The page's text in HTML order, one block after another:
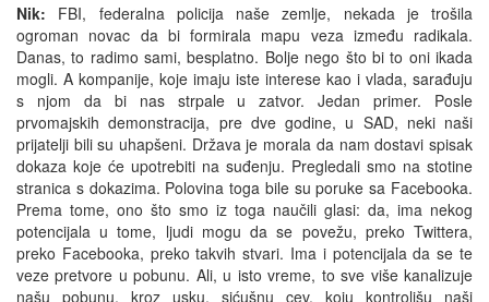
Nik: FBI, federalna policija naše zemlje, nekada je trošila
ogroman novac da bi formirala mapu veza između radikala.
Danas, to radimo sami, besplatno. Bolje nego što bi to oni ikada
mogli. A kompanije, koje imaju iste interese kao i vlada, sarađuju
s njom da bi nas strpale u zatvor. Jedan primer. Posle
prvomajskih demonstracija, pre dve godine, u SAD, neki naši
prijatelji bili su uhapšeni. Država je morala da nam dostavi spisak
dokaza koje će upotrebiti na suđenju. Pregledali smo na stotine
stranica s dokazima. Polovina toga bile su poruke sa Facebooka.
Prema tome, ono što smo iz toga naučili glasi: da, ima nekog
potencijala u tome, ljudi mogu da se povežu, preko Twittera,
preko Facebooka, preko takvih stvari. Ima i potencijala da se te
veze pretvore u pobunu. Ali, u isto vreme, to sve više kanalizuje
našu pobunu, kroz usku, sićušnu cev, koju kontrolišu naši